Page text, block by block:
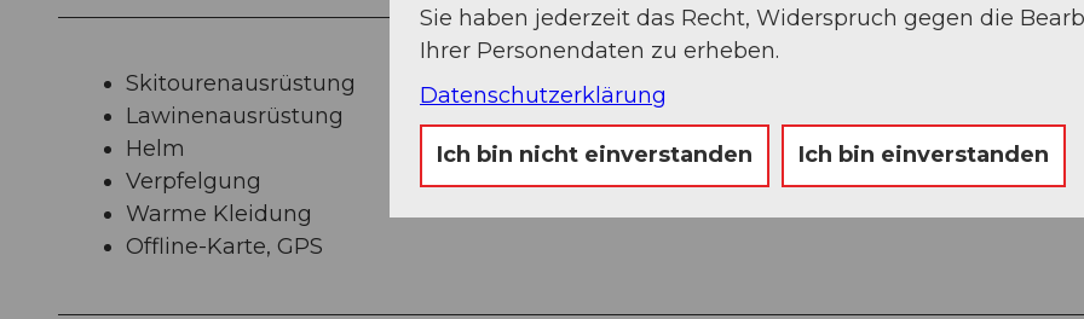
Skitourenausrüstung
Lawinenausrüstung
Helm
Verpfelgung
Warme Kleidung
Offline-Karte, GPS
Sie haben jederzeit das Recht, Widerspruch gegen die
Ihrer Personendaten zu erheben.
Datenschutzerklärung
Ich bin nicht einverstanden Ich bin einverstanden